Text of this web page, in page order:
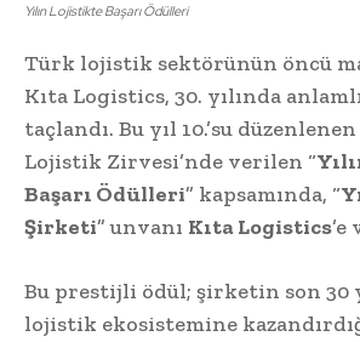
Yılın Lojistikte Başarı Ödülleri
Türk lojistik sektörünün öncü
Kıta Logistics, 30. yılında
taçlandı. Bu yıl 10.’su
Lojistik Zirvesi’nde verilen “
Başarı Ödülleri” kapsamında, “
Şirketi” unvanı Kıta Logistics
Bu prestijli ödül; şirketin son 30
lojistik ekosistemine